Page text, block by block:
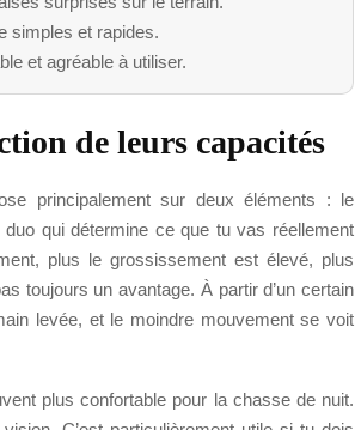
simples et rapides.
et agréable à utiliser.
de leurs capacités
principalement sur deux éléments : le
qui détermine ce que tu vas réellement
plus le grossissement est élevé, plus
toujours un avantage. À partir d’un certain
levée, et le moindre mouvement se voit
plus confortable pour la chasse de nuit.